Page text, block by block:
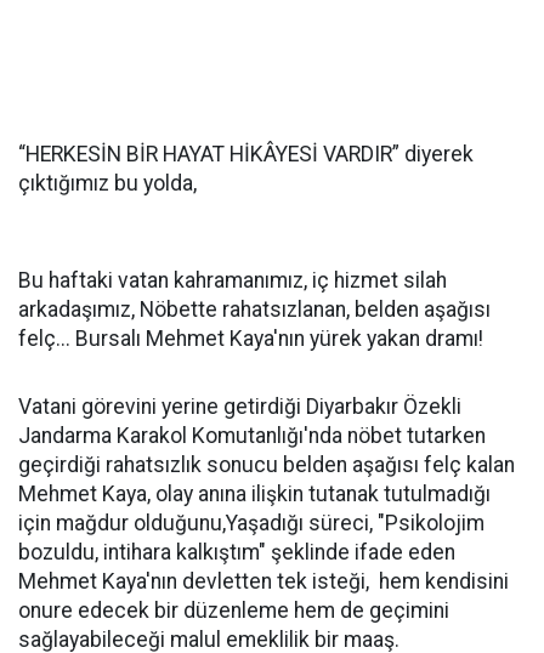
“HERKESİN BİR HAYAT HİKÂYESİ VARDIR” diyerek
çıktığımız bu yolda,
Bu haftaki vatan kahramanımız, iç hizmet silah
arkadaşımız, Nöbette rahatsızlanan, belden aşağısı
felç... Bursalı Mehmet Kaya'nın yürek yakan dramı!
Vatani görevini yerine getirdiği Diyarbakır Özekli
Jandarma Karakol Komutanlığı'nda nöbet tutarken
geçirdiği rahatsızlık sonucu belden aşağısı felç kalan
Mehmet Kaya, olay anına ilişkin tutanak tutulmadığı
için mağdur olduğunu,Yaşadığı süreci, "Psikolojim
bozuldu, intihara kalkıştım" şeklinde ifade eden
Mehmet Kaya'nın devletten tek isteği, hem kendisini
onure edecek bir düzenleme hem de geçimini
sağlayabileceği malul emeklilik bir maaş.